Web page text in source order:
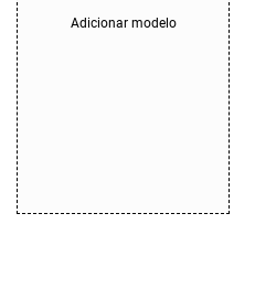
Adicionar modelo